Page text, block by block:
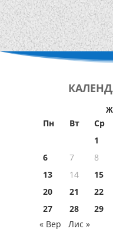
Пн Вт Ср
1
6
7 8
13
14 15
20
21 22
27
28 29
« Вер
Лис »